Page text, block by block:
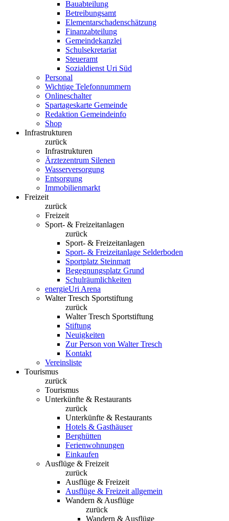
Bauabteilung
Betreibungsamt
Elementarschadenschätzung
Finanzabteilung
Gemeindekanzlei
Schulsekretariat
Steueramt
Sozialdienst Uri Süd
Personal
Wichtige Telefonnummern
Onlineschalter
Spartageskarte Gemeinde
Redaktion Gemeindeinfo
Shop
Infrastrukturen
zurück
Infrastrukturen
Ärztezentrum Silenen
Wasserversorgung
Entsorgung
Immobilienmarkt
Freizeit
zurück
Freizeit
Sport- & Freizeitanlagen
zurück
Sport- & Freizeitanlagen
Sport- & Freizeitanlage Selderboden
Sportplatz Steinmatt
Begegnungsplatz Grund
Schulräumlichkeiten
energieUri Arena
Walter Tresch Sportstiftung
zurück
Walter Tresch Sportstiftung
Stiftung
Neuigkeiten
Zur Person von Walter Tresch
Kontakt
Vereinsliste
Tourismus
zurück
Tourismus
Unterkünfte & Restaurants
zurück
Unterkünfte & Restaurants
Hotels & Gasthäuser
Berghütten
Ferienwohnungen
Einkaufen
Ausflüge & Freizeit
zurück
Ausflüge & Freizeit
Ausflüge & Freizeit allgemein
Wandern & Ausflüge
zurück
Wandern & Ausflüge